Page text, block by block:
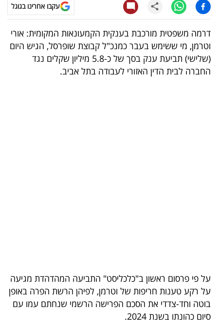
טלוויזיה
עסקי
ספורט
קריירה
5
המילון
הכלכלי
עקבו אחרינו בגוגל
דרמה משפטית מורכבת בענקית הקמעונאות המקומית: אורי
וטרמן, מי ששימש בעבר כמנכ"ל קבוצת שופרסל, הגיש היום
(שלישי) תביעת ענק בסך של כ-5.8 מיליון שקלים נגד
החברה לבית הדין האזורי לעבודה בתל אביב.
על פי פרסום ראשון ב"כלכליסט" התביעה המהדהדת מגיעה
על רקע טענות חריפות של וטרמן, לפיהן הרשת הפרה באופן
בוטה וחד-צדדי את הסכם הפרישה הרשמי שנחתם עמו עם
סיום כהונתו בשנת 2024.